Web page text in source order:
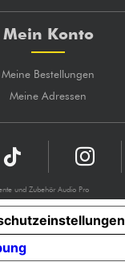
Mein Konto
Meine Bestellungen
Meine Adressen
und Zubehör Audio Pro